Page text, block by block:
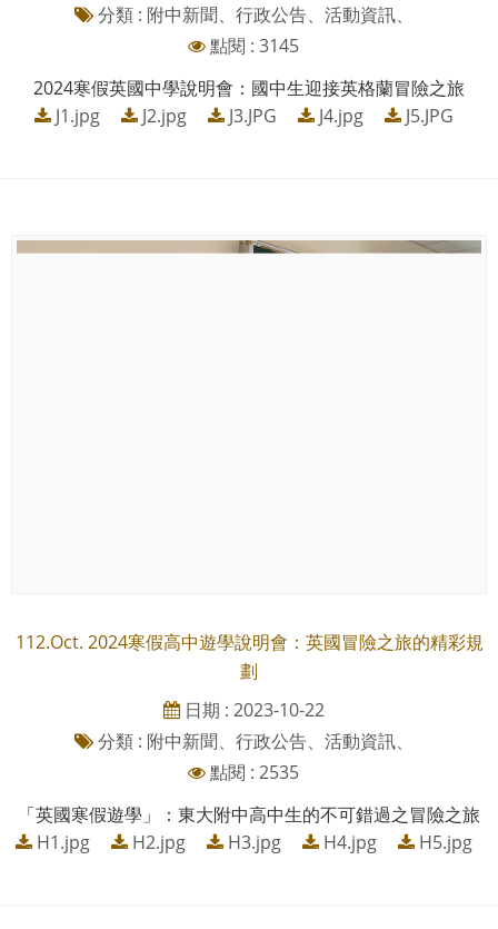
分類 : 附中新聞、行政公告、活動資訊、
點閱 : 3145
2024寒假英國中學說明會：國中生迎接英格蘭冒險之旅
J1.jpg
J2.jpg J3.JPG J4.jpg J5.JPG
112.Oct. 2024寒假高中遊學說明會：英國冒險之旅的精彩規
劃
日期 : 2023-10-22
分類 : 附中新聞、行政公告、活動資訊、
點閱 : 2535
「英國寒假遊學」：東大附中高中生的不可錯過之冒險之旅
H1.jpg
H2.jpg H3.jpg H4.jpg H5.jpg